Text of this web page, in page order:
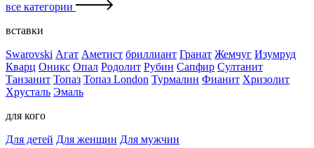
все категории
вставки
Swarovski Агат Аметист бриллиант Гранат Жемчуг Изумруд
Кварц Оникс Опал Родолит Рубин Сапфир Султанит
Танзанит Топаз Топаз London Турмалин Фианит Хризолит
Хрусталь Эмаль
для кого
Для детей Для женщин Для мужчин